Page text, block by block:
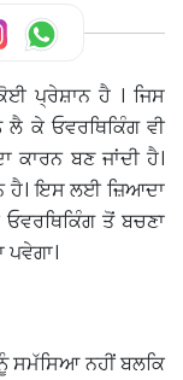
ਪ੍ਰੇਸ਼ਾਨ ਹੈ । ਜਿਸ
ਕੇ ਓਵਰਥਿਕਿੰਗ ਵੀ
ਬਣ ਜਾਂਦੀ ਹੈ।
ਹੈ। ਇਸ ਲਈ ਜ਼ਿਆਦਾ
ਤੋਂ ਬਚਣਾ
ਸਮੱਸਿਆ ਨਹੀਂ ਬਲਕਿ